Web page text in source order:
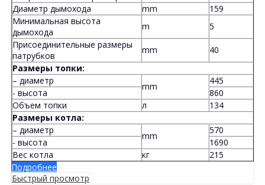
Диаметр дымохода
mm
159
Минимальная высота
дымохода
m
5
Присоединительные размеры
патрубков
mm
40
Размеры топки:
– диаметр
mm
445
- высота
860
Объем топки
л
134
Размеры котла:
– диаметр
mm
570
- высота
1690
Вес котла
кг
215
Подробнее
Быстрый просмотр